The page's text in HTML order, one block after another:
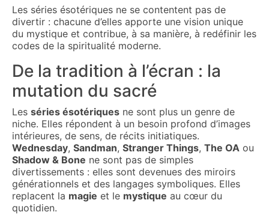
Les séries ésotériques ne se contentent pas de
divertir : chacune d’elles apporte une vision unique
du mystique et contribue, à sa manière, à redéfinir les
codes de la spiritualité moderne.
De la tradition à l’écran : la
mutation du sacré
Les séries ésotériques ne sont plus un genre de
niche. Elles répondent à un besoin profond d’images
intérieures, de sens, de récits initiatiques.
Wednesday, Sandman, Stranger Things, The OA ou
Shadow & Bone ne sont pas de simples
divertissements : elles sont devenues des miroirs
générationnels et des langages symboliques. Elles
replacent la magie et le mystique au cœur du
quotidien.